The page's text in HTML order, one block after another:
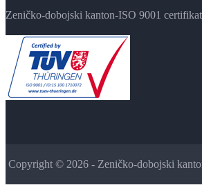
Zeničko-dobojski kanton-ISO 9001
Copyright © 2026 - Zeničko-dobojski